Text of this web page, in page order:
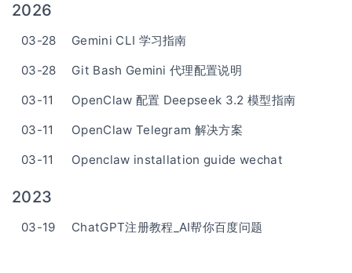
2026
03-28
Gemini CLI 学习指南
03-28
Git Bash Gemini 代理配置说明
03-11
OpenClaw 配置 Deepseek 3.2 模型指南
03-11
OpenClaw Telegram 解决方案
03-11
Openclaw installation guide wechat
2023
03-19 ChatGPT注册教程_AI帮你百度问题